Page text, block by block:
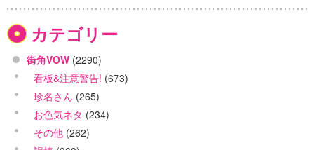
カテゴリー
街角VOW (2290)
看板&注意警告! (673)
珍名さん (265)
お色気ネタ (234)
その他 (262)